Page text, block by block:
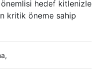
hedef kitlenizle
kritik öneme sahip
,